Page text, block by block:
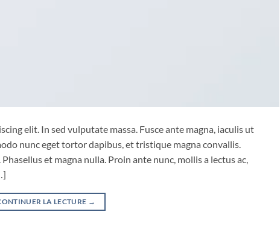
elit. In sed vulputate massa. Fusce ante magna, iaculis ut
nunc eget tortor dapibus, et tristique magna convallis.
et magna nulla. Proin ante nunc, mollis a lectus ac,
LA LECTURE →